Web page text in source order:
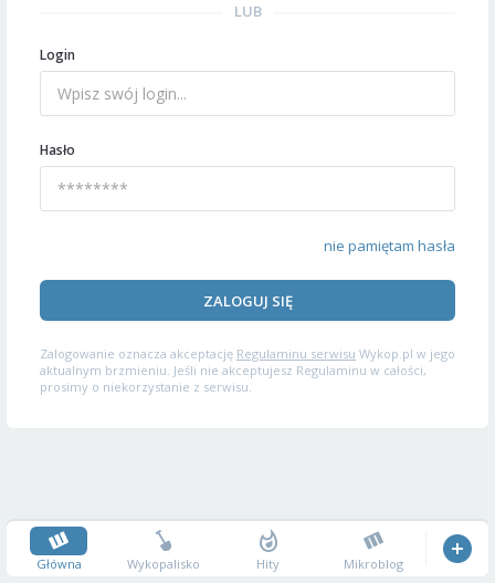
LUB
Login
Hasło
nie pamiętam hasła
ZALOGUJ SIĘ
Zalogowanie oznacza akceptację Regulaminu serwisu Wykop.pl w jego
aktualnym brzmieniu. Jeśli nie akceptujesz Regulaminu w całości,
prosimy o niekorzystanie z serwisu.
Główna Wykopalisko Hity Mikroblog